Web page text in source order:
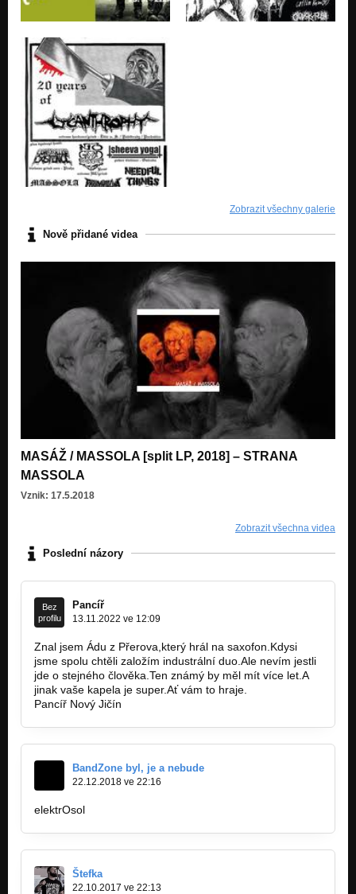
Neanderthal Jazz
Zobrazit všechny galerie
Nově přidané videa
MASÁŽ / MASSOLA [split LP, 2018] – STRANA
MASSOLA
Vznik: 17.5.2018
Zobrazit všechna videa
Poslední názory
Bez
profilu
Pancíř
13.11.2022 ve 12:09
Znal jsem Ádu z Přerova,který hrál na saxofon.Kdysi
jsme spolu chtěli založím industrální duo.Ale nevím jestli
jde o stejného člověka.Ten známý by měl mít více let.A
jinak vaše kapela je super.Ať vám to hraje.
Pancíř Nový Jičín
BandZone byl, je a nebude
22.12.2018 ve 22:16
elektrOsol
Štefka
22.10.2017 ve 22:13